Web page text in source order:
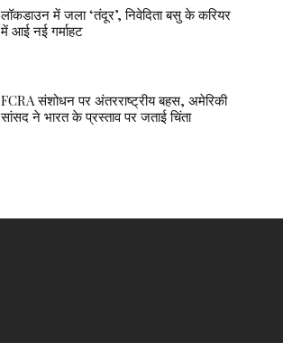
लॉकडाउन में जला ‘तंदूर’, निवेदिता बसु के करियर
में आई नई गर्माहट
FCRA संशोधन पर अंतरराष्ट्रीय बहस, अमेरिकी
सांसद ने भारत के प्रस्ताव पर जताई चिंता